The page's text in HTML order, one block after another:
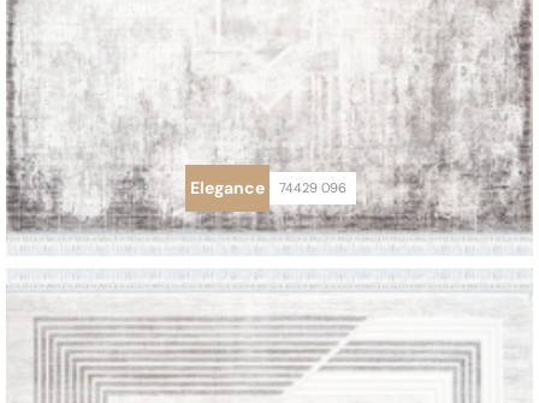
Elegance 74429 096